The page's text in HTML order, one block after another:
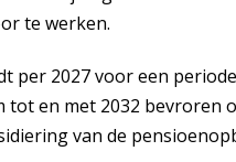
te werken.
per 2027 voor een
en met 2032 bevroren
van de